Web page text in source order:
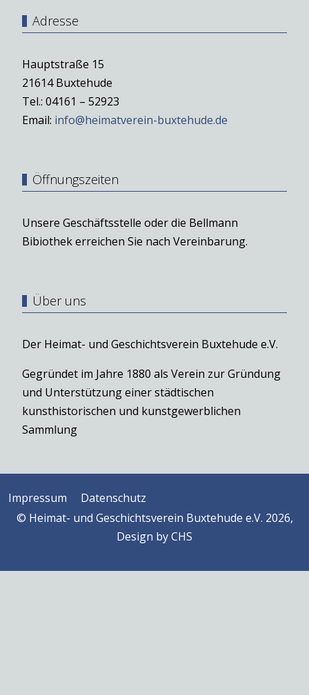
Adresse
Hauptstraße 15
21614 Buxtehude
Tel.: 04161 – 52923
Email: info@heimatverein-buxtehude.de
Öffnungszeiten
Unsere Geschäftsstelle oder die Bellmann
Bibiothek erreichen Sie nach Vereinbarung.
Über uns
Der Heimat- und Geschichtsverein Buxtehude e.V.
Gegründet im Jahre 1880 als Verein zur Gründung
und Unterstützung einer städtischen
kunsthistorischen und kunstgewerblichen
Sammlung
Impressum
Datenschutz
© Heimat- und Geschichtsverein Buxtehude e.V. 2026,
Design byCHS